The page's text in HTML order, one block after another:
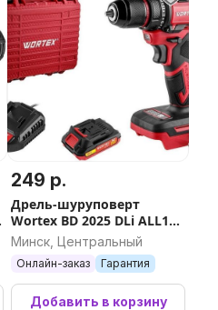
249 р.
Дрель-шуруповерт
Wortex BD 2025 DLi ALL1
1329835 (с 1-им АКБ, кейс)
Минск, Центральный
Онлайн-заказ Гарантия
Добавить в корзину